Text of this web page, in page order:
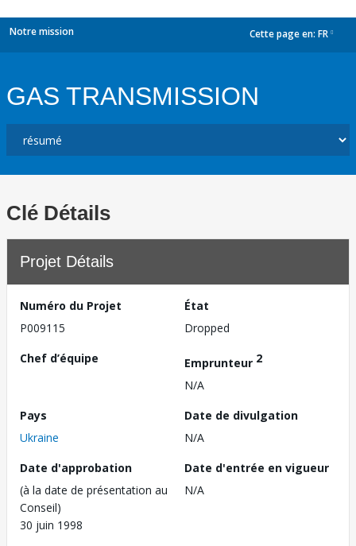
Notre mission Cette page en: FR
GAS TRANSMISSION
Clé Détails
Projet Détails
Numéro du Projet
P009115
État
Dropped
Chef d’équipe
Emprunteur 2
N/A
Pays
Ukraine
Date de divulgation
N/A
Date d'approbation
(à la date de présentation au
Conseil)
30 juin 1998
Date d'entrée en vigueur
N/A